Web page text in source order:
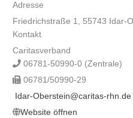
Adresse
Friedrichstraße 1, 55743 Idar-
Kontakt
Caritasverband
06781-50990-0 (Zentrale)
06781/50990-29
Idar-Oberstein@caritas-rhn.de
Website öffnen